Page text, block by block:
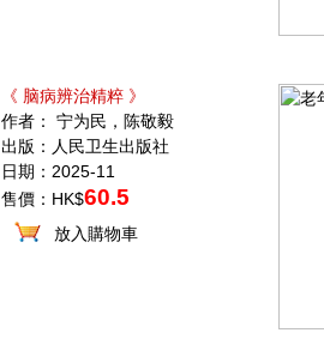
《 脑病辨治精粹 》
作者： 宁为民，陈敬毅
出版：人民卫生出版社
日期：2025-11
售價：HK$60.5
放入購物車